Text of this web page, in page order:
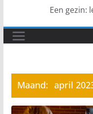
Een gezin:
Maand: april